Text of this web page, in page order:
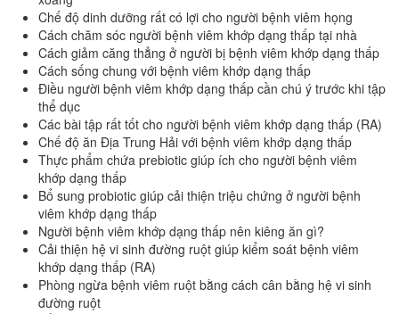
Chế độ dinh dưỡng rất có lợi cho người bệnh viêm họng
Cách chăm sóc người bệnh viêm khớp dạng thấp tại nhà
Cách giảm căng thẳng ở người bị bệnh viêm khớp dạng thấp
Cách sống chung với bệnh viêm khớp dạng thấp
Điều người bệnh viêm khớp dạng thấp cần chú ý trước khi tập
thể dục
Các bài tập rất tốt cho người bệnh viêm khớp dạng thấp (RA)
Chế độ ăn Địa Trung Hải với bệnh viêm khớp dạng thấp
Thực phẩm chứa prebiotic giúp ích cho người bệnh viêm
khớp dạng thấp
Bổ sung probiotic giúp cải thiện triệu chứng ở người bệnh
viêm khớp dạng thấp
Người bệnh viêm khớp dạng thấp nên kiêng ăn gì?
Cải thiện hệ vi sinh đường ruột giúp kiểm soát bệnh viêm
khớp dạng thấp (RA)
Phòng ngừa bệnh viêm ruột bằng cách cân bằng hệ vi sinh
đường ruột